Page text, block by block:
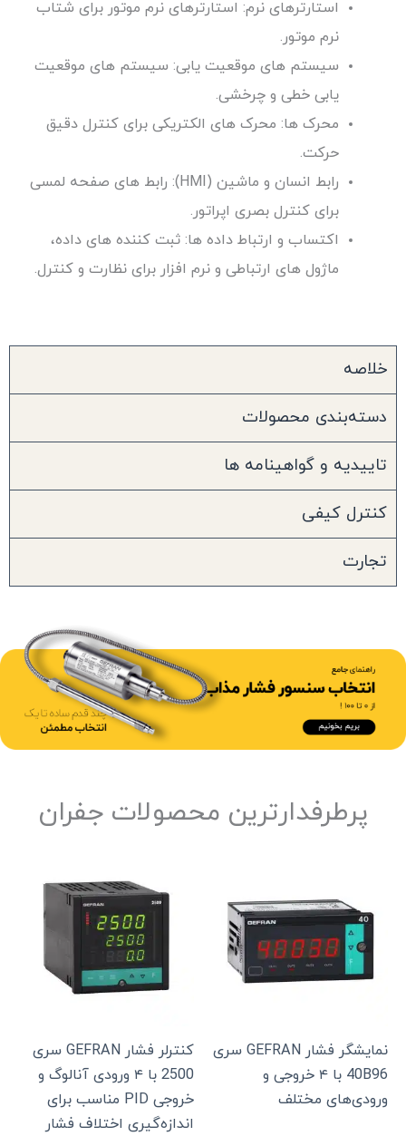
استارترهای نرم: استارترهای نرم موتور برای شتاب
نرم موتور.
سیستم های موقعیت یابی: سیستم های موقعیت
یابی خطی و چرخشی.
محرک ها: محرک های الکتریکی برای کنترل دقیق
حرکت.
رابط انسان و ماشین (HMI): رابط های صفحه لمسی
برای کنترل بصری اپراتور.
اکتساب و ارتباط داده ها: ثبت کننده های داده،
ماژول های ارتباطی و نرم افزار برای نظارت و کنترل.
خلاصه
دسته‌بندی محصولات
تاییدیه و گواهینامه ها
کنترل کیفی
تجارت
پرطرفدار‌ترین محصولات جفران
نمایشگر فشار GEFRAN سری
40B96 با ۴ خروجی و
ورودی‌های مختلف
کنترلر فشار GEFRAN سری
2500 با ۴ ورودی آنالوگ و
خروجی PID مناسب برای
اندازه‌گیری اختلاف فشار